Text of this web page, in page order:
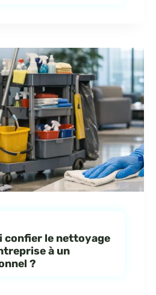
confier le nettoyage
à un
?